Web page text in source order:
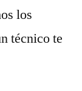
los
técnico te